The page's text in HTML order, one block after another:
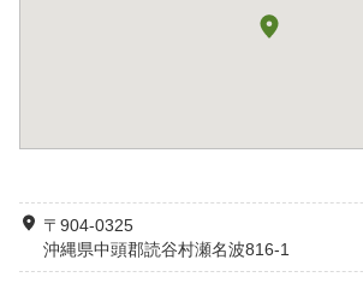
〒904-0325
沖縄県中頭郡読谷村瀬名波816-1